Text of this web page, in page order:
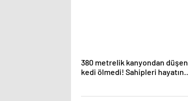
380 metrelik kanyondan düşen
kedi ölmedi! Sahipleri hayatını